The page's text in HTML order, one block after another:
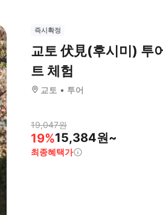
즉시확정
교토 伏見(후시미) 투
트 체험
교토 투어
19,047원
19%15,384원~
최종혜택가